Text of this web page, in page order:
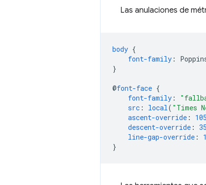
Las anulaciones de
body {
font-family :
}
@font-face {
font-family :
src : local( "Times
ascent-override : 105
descent-override : 35
line-gap-override :
}